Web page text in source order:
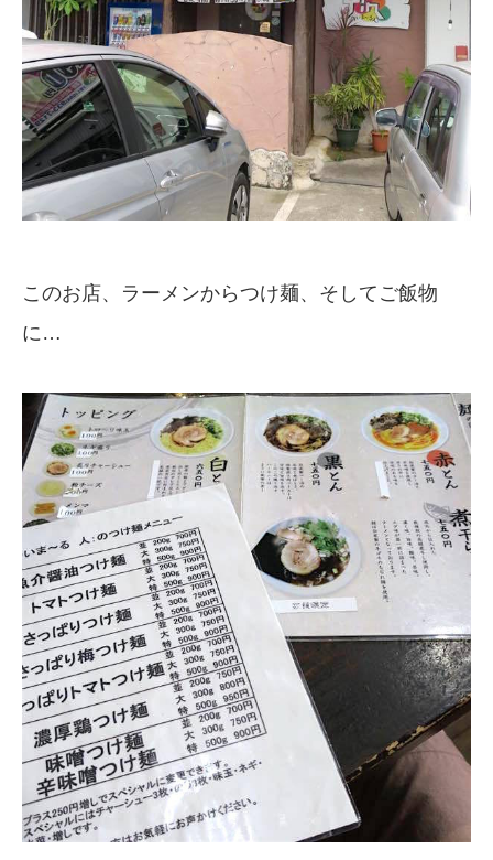
このお店、ラーメンからつけ麺、そしてご飯物
に…